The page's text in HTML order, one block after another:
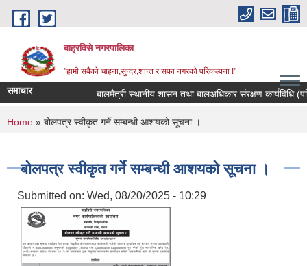
Skip to main content
बाह्रविसे नगरपालिका
"हामी सबैकाे चाहना,सुन्दर,शान्त र सफा नगरकाे परिकल्पना !"
समाचार बालमैत्री स्थानीय शासन तथा बालअधिकार संरक्षण कार्यविधि
You are here
Home » बोलपत्र स्वीकृत गर्ने सम्बन्धी आशयको सूचना ।
बोलपत्र स्वीकृत गर्ने सम्बन्धी आशयको सूचना ।
Submitted on: Wed, 08/20/2025 - 10:29